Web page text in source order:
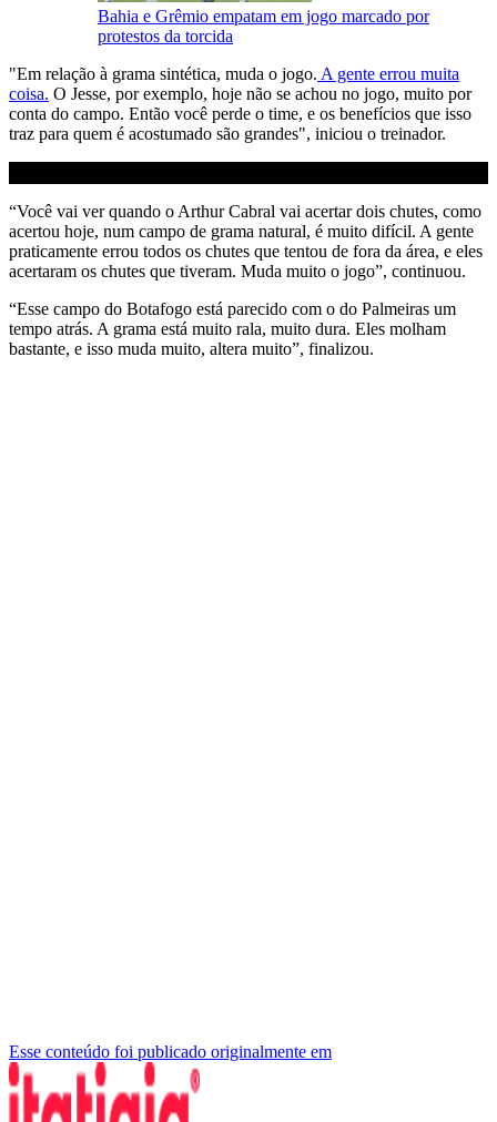
Bahia e Grêmio empatam em jogo marcado por
protestos da torcida
"Em relação à grama sintética, muda o jogo. A gente errou muita
coisa. O Jesse, por exemplo, hoje não se achou no jogo, muito por
conta do campo. Então você perde o time, e os benefícios que isso
traz para quem é acostumado são grandes", iniciou o treinador.
“Você vai ver quando o Arthur Cabral vai acertar dois chutes, como
acertou hoje, num campo de grama natural, é muito difícil. A gente
praticamente errou todos os chutes que tentou de fora da área, e eles
acertaram os chutes que tiveram. Muda muito o jogo”, continuou.
“Esse campo do Botafogo está parecido com o do Palmeiras um
tempo atrás. A grama está muito rala, muito dura. Eles molham
bastante, e isso muda muito, altera muito”, finalizou.
Esse conteúdo foi publicado originalmente em